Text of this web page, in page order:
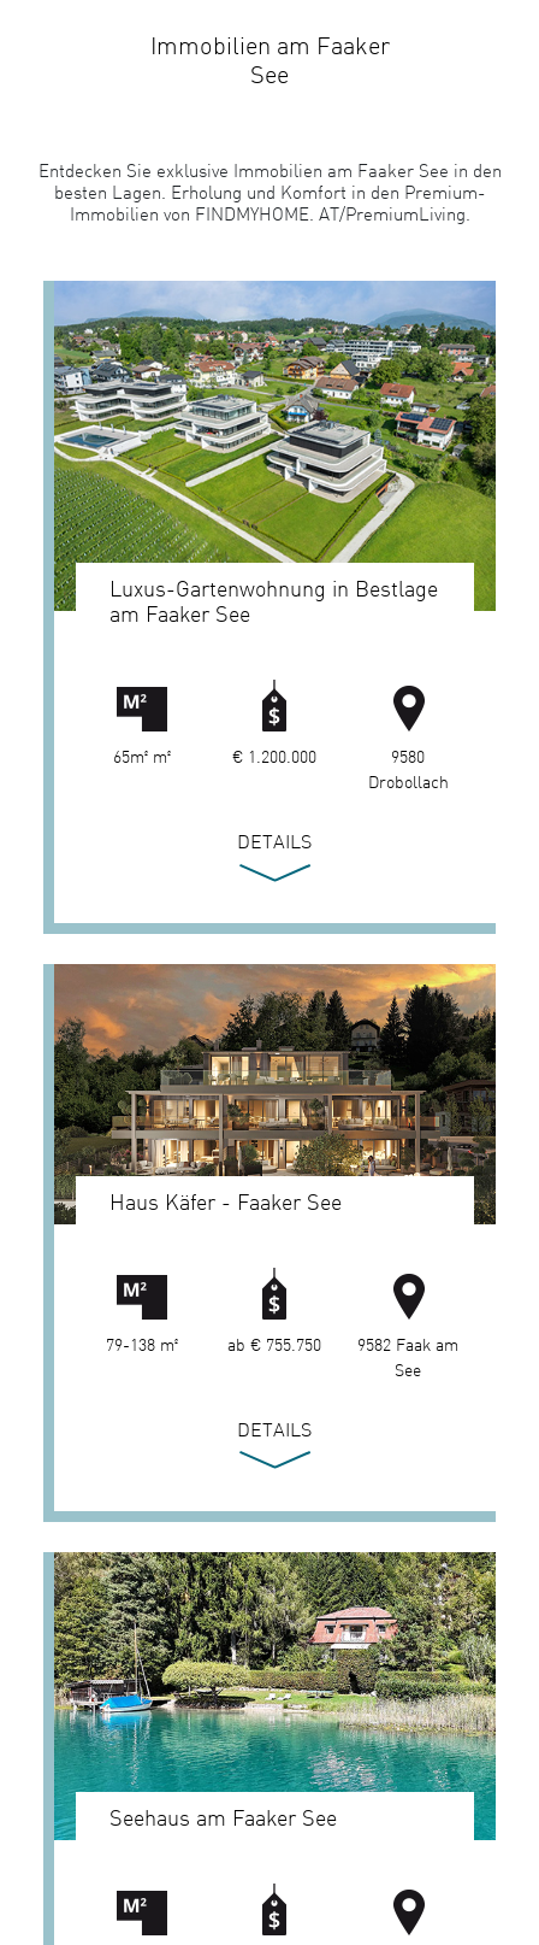
Immobilien am Faaker
See
Entdecken Sie exklusive Immobilien am Faaker See in den
besten Lagen. Erholung und Komfort in den Premium-
Immobilien von FINDMYHOME. AT/PremiumLiving.
Luxus-Gartenwohnung in Bestlage
am Faaker See
65m² m² € 1.200.000
9580
Drobollach
DETAILS
Haus Käfer - Faaker See
79-138 m² ab € 755.750
9582 Faak am
See
DETAILS
Seehaus am Faaker See